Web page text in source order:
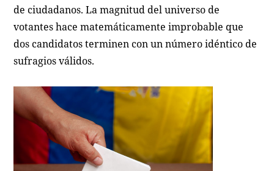
de ciudadanos. La magnitud del universo de
votantes hace matemáticamente improbable que
dos candidatos terminen con un número idéntico de
sufragios válidos.